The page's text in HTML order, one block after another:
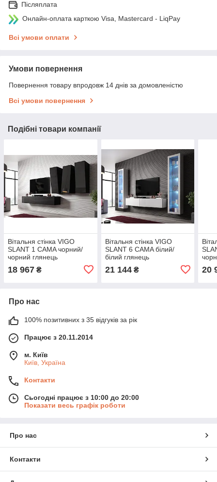
Післяплата
Онлайн-оплата карткою Visa, Mastercard - LiqPay
Всі умови оплати
Умови повернення
Повернення товару впродовж 14 днів за домовленістю
Всі умови повернення
Подібні товари компанії
Вітальня стінка VIGO
SLANT 1 CAMA чорний/
чорний глянець
18 967 ₴
Вітальня стінка VIGO
SLANT 6 CAMA білий/
білий глянець
21 144₴ 20
Про нас
100% позитивних з 35 відгуків за рік
Працює з 20.11.2014
м. Київ
Київ, Україна
Контакти
Сьогодні працює з 10:00 до 20:00
Показати весь графік роботи
Про нас
Контакти